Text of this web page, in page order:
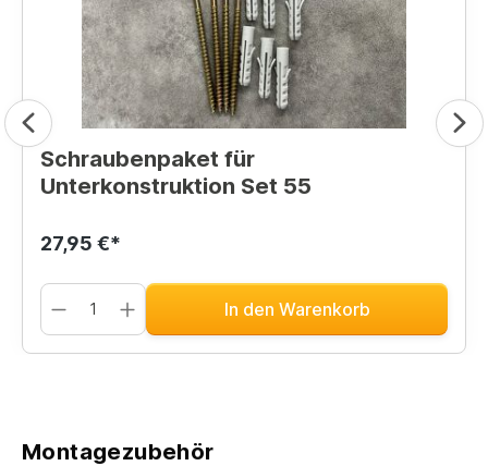
Schraubenpaket für
Unterkonstruktion Set 55
27,95 €*
In den Warenkorb
Montagezubehör